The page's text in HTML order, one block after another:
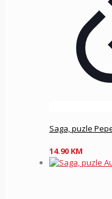
Saga, puzle
14.90 KM